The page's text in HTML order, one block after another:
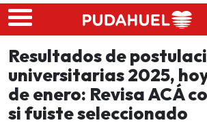
Skip to main content
Resultados de
universitarias 2025,
de enero: Revisa ACÁ
si fuiste seleccionado